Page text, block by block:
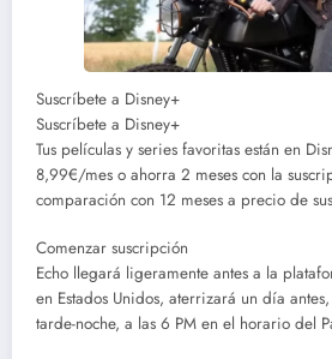
Suscríbete a Disney+
Suscríbete a Disney+
Tus películas y series favoritas están en
8,99€/mes o ahorra 2 meses con la
comparación con 12 meses a precio de
Comenzar suscripción
Echo llegará ligeramente antes a la
en Estados Unidos, aterrizará un día
tarde-noche, a las 6 PM en el horario del